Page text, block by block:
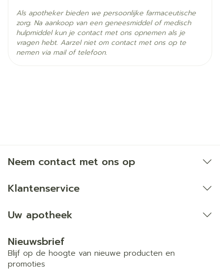
Als apotheker bieden we persoonlijke farmaceutische
zorg. Na aankoop van een geneesmiddel of medisch
hulpmiddel kun je contact met ons opnemen als je
vragen hebt. Aarzel niet om contact met ons op te
nemen via mail of telefoon.
Neem contact met ons op
Klantenservice
Uw apotheek
Nieuwsbrief
Blijf op de hoogte van nieuwe producten en
promoties